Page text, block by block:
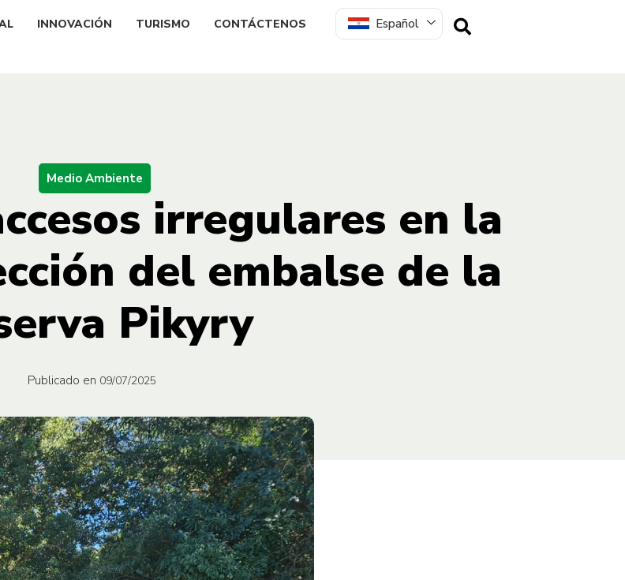
INNOVACIÓN TURISMO CONTÁCTENOS Español
Medio Ambiente
irregulares en la
del embalse de la
Pikyry
Publicado en 09/07/2025